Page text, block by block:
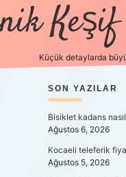
Küçük detaylarda
SON YAZILAR
Bisiklet kadans
Ağustos 6, 2026
Kocaeli teleferik
Ağustos 5, 2026